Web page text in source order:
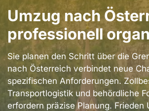
Umzug nach
professionell
Sie planen den Schritt über die
nach Österreich verbindet neue
spezifischen Anforderungen.
Transportlogistik und behördliche
erfordern präzise Planung. Frieden
Kontakt
Impressum
Datenschutzerklärung
AGB
Bezirke
Berlin
Umgebung
Entrümpelung
&
Renovierung